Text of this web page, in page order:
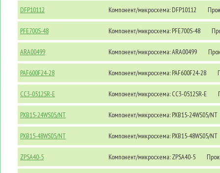
DFP10112 Компонент/микросхема: DFP10112
PFE700S-48 Компонент/микросхема: PFE700S-48
ARA00499 Компонент/микросхема: ARA00499
PAF600F24-28 Компонент/микросхема: PAF600F24-28
CC3-0512SR-E Компонент/микросхема: CC3-0512SR-E
PXB15-24WS05/NT Компонент/микросхема: PXB15-24WS05/NT
PXB15-48WS05/NT Компонент/микросхема: PXB15-48WS05/NT
ZPSA40-5 Компонент/микросхема: ZPSA40-5